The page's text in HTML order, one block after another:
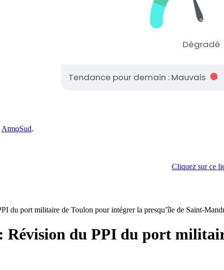
AtmoSud.
Cliquez sur ce
du port militaire de Toulon pour intégrer la presqu’île de Saint-
Révision du PPI du port